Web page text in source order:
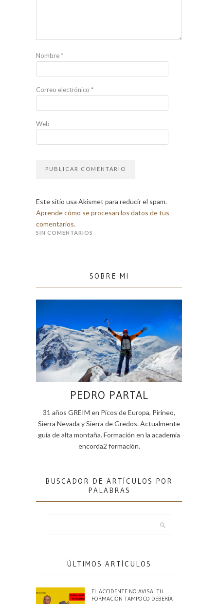
Nombre*
Correo electrónico *
Web
Este sitio usa Akismet para reducir el spam.
Aprende cómo se procesan los datos de tus
comentarios.
SIN COMENTARIOS
SOBRE MI
PEDRO PARTAL
31 años GREIM en Picos de Europa, Pirineo,
Sierra Nevada y Sierra de Gredos. Actualmente
guía de alta montaña. Formación en la academia
encorda2 formación.
BUSCADOR DE ARTÍCULOS POR
PALABRAS
ÚLTIMOS ARTÍCULOS
EL ACCIDENTE NO AVISA. TU
FORMACIÓN TAMPOCO DEBERÍA